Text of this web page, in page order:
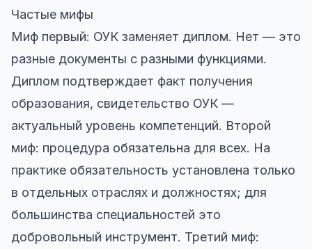
Частые мифы
Миф первый: ОУК заменяет диплом. Нет — это
разные документы с разными функциями.
Диплом подтверждает факт получения
образования, свидетельство ОУК —
актуальный уровень компетенций. Второй
миф: процедура обязательна для всех. На
практике обязательность установлена только
в отдельных отраслях и должностях; для
большинства специальностей это
добровольный инструмент. Третий миф: